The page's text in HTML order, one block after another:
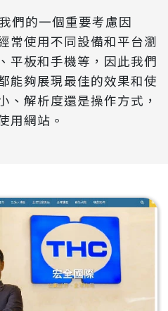
們的一個重要考慮因
常使用不同設備和平台瀏
平板和手機等，因此我們
能夠展現最佳的效果和使
、解析度還是操作方式，
用網站。